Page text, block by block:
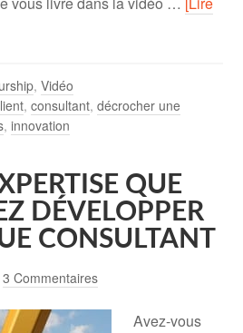
,Vidéo
,consultant,décrocher une
,innovation
QUE
DÉVELOPPER
CONSULTANT
3 Commentaires
Avez-vous